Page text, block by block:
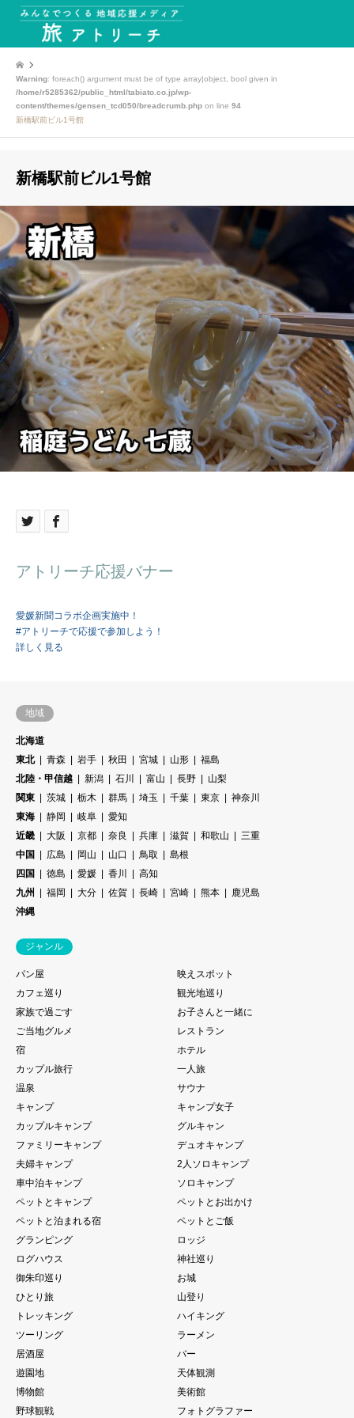
Warning: foreach() argument must be of type array|object, bool given in
/home/r5285362/public_html/tabiato.co.jp/wp-
content/themes/gensen_tcd050/breadcrumb.php on line 94
新橋駅前ビル1号館
新橋駅前ビル1号館
アトリーチ応援バナー
愛媛新聞コラボ企画実施中！
#アトリーチで応援で参加しよう！
詳しく見る
地域
北海道
東北
青森 岩手 秋田 宮城 山形
福島
北陸・甲信越
新潟 石川 富山 長野
山梨
関東
茨城 栃木 群馬 埼玉 千葉 東京
神奈川
東海
静岡 岐阜
愛知
近畿
大阪 京都 奈良 兵庫 滋賀 和歌山
三重
中国
広島 岡山 山口 鳥取
島根
四国
徳島 愛媛 香川
高知
九州
福岡 大分 佐賀 長崎 宮崎 熊本
鹿児島
沖縄
ジャンル
パン屋
映えスポット
カフェ巡り
観光地巡り
家族で過ごす
お子さんと一緒に
ご当地グルメ
レストラン
宿
ホテル
カップル旅行
一人旅
温泉
サウナ
キャンプ
キャンプ女子
カップルキャンプ
グルキャン
ファミリーキャンプ
デュオキャンプ
夫婦キャンプ
2人ソロキャンプ
車中泊キャンプ
ソロキャンプ
ペットとキャンプ
ペットとお出かけ
ペットと泊まれる宿
ペットとご飯
グランピング
ロッジ
ログハウス
神社巡り
御朱印巡り
お城
ひとり旅
山登り
トレッキング
ハイキング
ツーリング
ラーメン
居酒屋
バー
遊園地
天体観測
博物館
美術館
野球観戦
フォトグラファー